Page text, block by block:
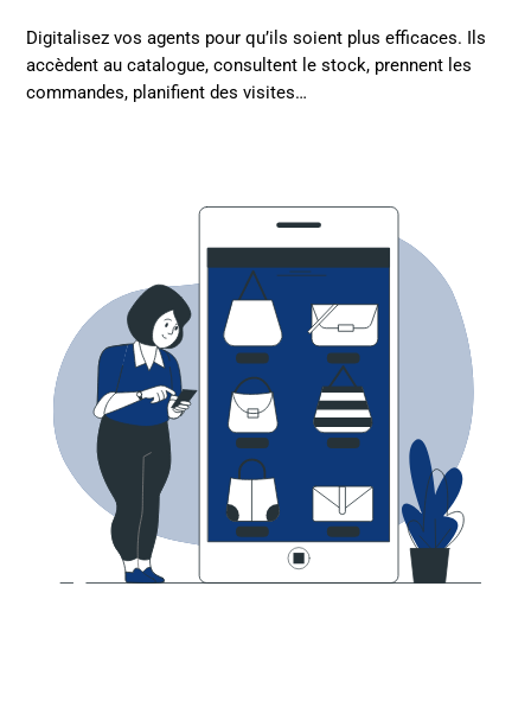
Digitalisez vos agents pour qu’ils soient plus efficaces. Ils
accèdent au catalogue, consultent le stock, prennent les
commandes, planifient des visites…